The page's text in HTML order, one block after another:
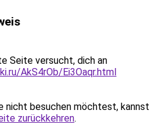
Seite versucht, dich an
AkS4rOb/Ei3Oaqr.html
nicht besuchen möchtest, kannst
zurückkehren.